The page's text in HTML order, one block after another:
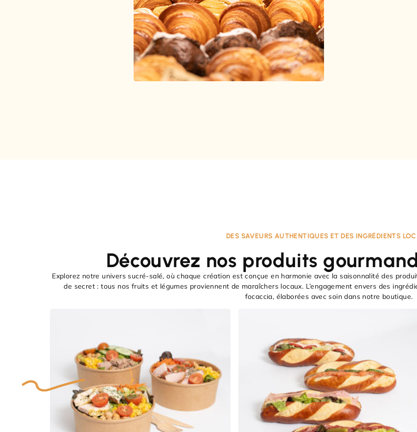
DES SAVEURS AUTHENTIQUES ET DES INGRÉDIENTS
Découvrez nos produits
Explorez notre univers sucré-salé, où chaque création est conçue en harmonie avec la saisonnalité des
de secret : tous nos fruits et légumes proviennent de maraîchers locaux. L’engagement envers des
focaccia, élaborées avec soin dans notre boutique.